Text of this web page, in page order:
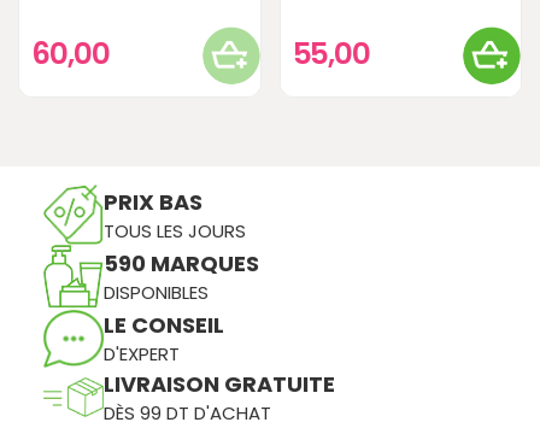
60,00 55,00
PRIX BAS
TOUS LES JOURS
590 MARQUES
DISPONIBLES
LE CONSEIL
D'EXPERT
LIVRAISON GRATUITE
DÈS 99 DT D'ACHAT